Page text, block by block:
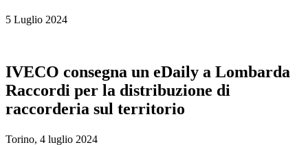
5 Luglio 2024
IVECO consegna un eDaily a Lombarda
Raccordi per la distribuzione di
raccorderia sul territorio
Torino, 4 luglio 2024